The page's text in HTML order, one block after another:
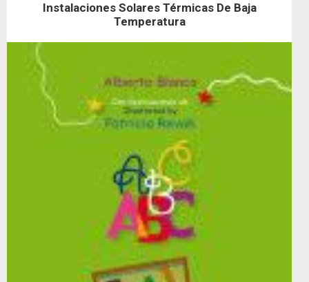
Instalaciones Solares Térmicas De Baja
Temperatura